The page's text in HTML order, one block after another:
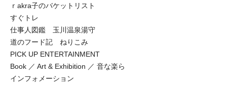
ｒakra子のバケットリスト
すぐトレ
仕事人図鑑 玉川温泉湯守
道のフード記 ねりこみ
PICK UP ENTERTAINMENT
Book ／ Art & Exhibition ／ 音な楽ら
インフォメーション